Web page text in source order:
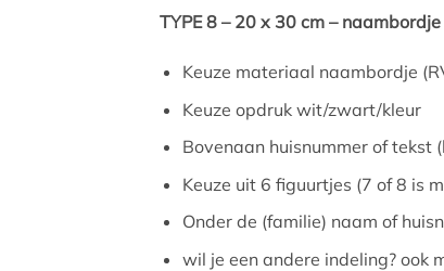
TYPE 8 – 20 x 30 cm –
Keuze materiaal naambordje
Keuze opdruk wit/zwart/kleur
Bovenaan huisnummer of tekst
Keuze uit 6 figuurtjes (7 of 8 is
Onder de (familie) naam of
wil je een andere indeling? ook